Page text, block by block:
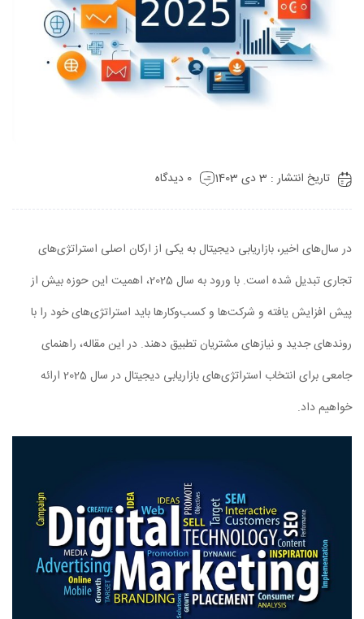
تاریخ انتشار : 3 دی 1403 0 دیدگاه
در سال‌های اخیر، بازاریابی دیجیتال به یکی از ارکان اصلی استراتژی‌های
تجاری تبدیل شده است. با ورود به سال 2025، اهمیت این حوزه بیش از
پیش افزایش یافته و شرکت‌ها و کسب‌وکارها باید استراتژی‌های خود را با
روندهای جدید و نیازهای مشتریان تطبیق دهند. در این مقاله، راهنمای
جامعی برای انتخاب استراتژی‌های بازاریابی دیجیتال در سال 2025 ارائه
خواهیم داد.